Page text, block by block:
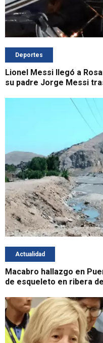
Deportes
Lionel Messi llegó a
su padre Jorge Messi
Actualidad
Macabro hallazgo en
de esqueleto en ribera